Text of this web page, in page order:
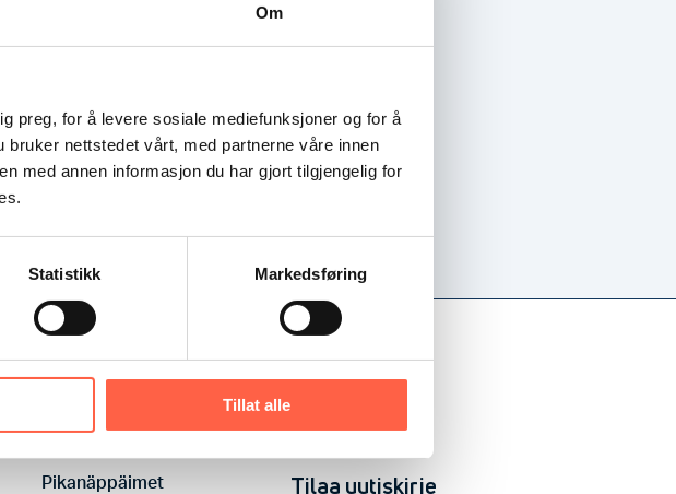
Om
preg, for å levere sosiale mediefunksjoner og for å
nettstedet vårt, med partnerne våre innen
med annen informasjon du har gjort tilgjengelig for
Statistikk Markedsføring
Tillat alle
Pikanäppäimet Tilaa uutiskirje